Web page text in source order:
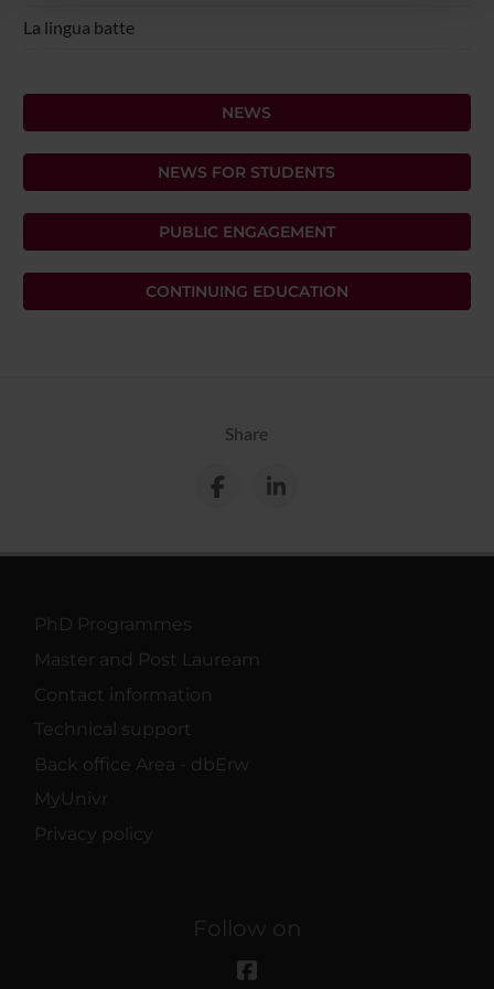
con altre informazioni che hai fornito loro o che hanno
La lingua batte
NEWS
NEWS FOR STUDENTS
PUBLIC ENGAGEMENT
CONTINUING EDUCATION
Share
PhD Programmes
Master and Post Lauream
Contact information
Technical support
Back office Area - dbErw
MyUnivr
Privacy policy
Follow on